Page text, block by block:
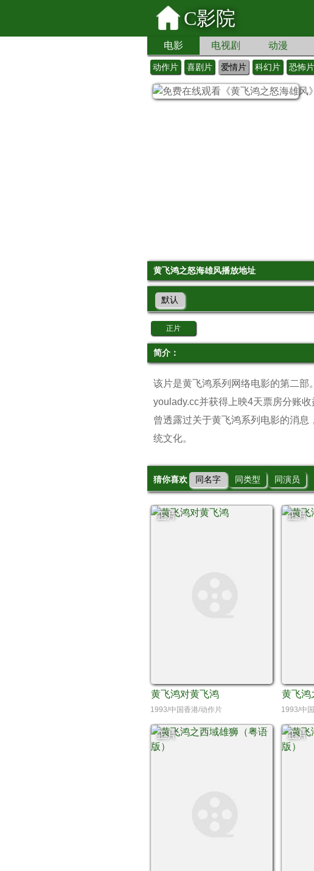
C影院
电影 电视剧 动漫
动作片 喜剧片 爱情片 科幻片 恐怖片
黄飞鸿之怒海雄风播放地址
默认
正片
简介：
该片是黄飞鸿系列网络电影的第二部
youlady.cc并获得上映4天票房分账
曾透露过关于黄飞鸿系列电影的消
统文化。
猜你喜欢 同名字 同类型 同演员
正片
黄飞鸿对黄飞鸿
1993/中国香港/动作片
正片
黄飞鸿
1993/中
正片 正片